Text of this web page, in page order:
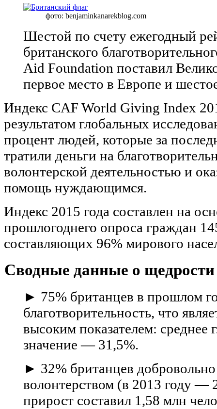
фото: benjaminkanarekblog.com
Шестой по счету ежегодный
британского
Aid Foundation поставил
первое место в Европе и
Индекс CAF World Giving Index
результатом глобальных
процент людей, которые за
тратили деньги на
волонтерской деятельностью и
помощь нуждающимся.
Индекс 2015 года составлен на
прошлогоднего опроса граждан
составляющих 96% мирового
Сводные данные о
► 75% британцев в прошлом
благотворительность, что
высоким показателем: среднее
значение — 31,5%.
► 32% британцев
волонтерством (в 2013 году —
прирост составил 1,58 млн